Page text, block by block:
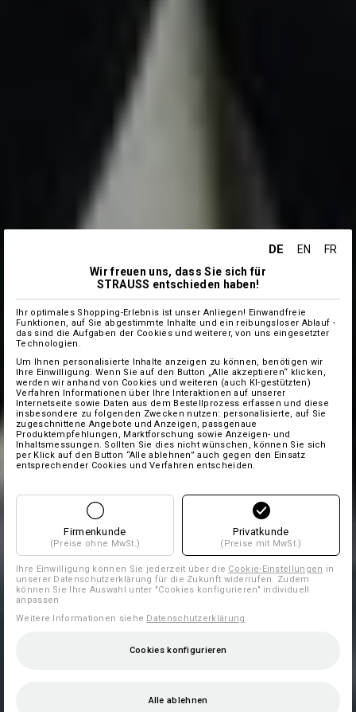
DE EN
FR
Wir freuen uns, dass Sie sich für
STRAUSS entschieden haben!
Ihr optimales Shopping-Erlebnis ist unser Anliegen! Einwandfreie
Funktionen, auf Sie abgestimmte Inhalte und ein reibungsloser Ablauf -
das sind die Aufgaben der Cookies und weiterer, von uns eingesetzter
Technologien.
Um Ihnen personalisierte Inhalte anzeigen zu können, benötigen wir
Ihre Einwilligung. Wenn Sie auf den Button „Alle akzeptieren“ klicken,
werden wir anhand von Cookies und weiteren (auch KI-gestützten)
Verfahren Informationen über Ihre Interaktionen auf unserer
Internetseite sowie Daten aus dem Bestellprozess erfassen und diese
insbesondere zu folgenden Zwecken nutzen: personalisierte, auf Sie
zugeschnittene Angebote und Anzeigen, passgenaue
Produktempfehlungen, Marktforschung sowie Anzeigen- und
Inhaltsmessungen. Sollten Sie dies nicht wünschen, können Sie sich
per Klick auf den Button “Alle ablehnen” auch gegen den Einsatz
entsprechender Cookies und Verfahren entscheiden.
Firmenkunde
(Preise ohne MwSt.)
Privatkunde
(Preise mit MwSt.)
Ihre Einwilligung können Sie jederzeit über die Cookie-Einstellungen in
unserer Datenschutzerklärung für die Zukunft widerrufen. Zudem
können Sie Ihre Auswahl unter "Cookies konfigurieren" individuell
anpassen
Weitere Informationen siehe Datenschutzerklärung
Cookies konfigurieren
Alle ablehnen